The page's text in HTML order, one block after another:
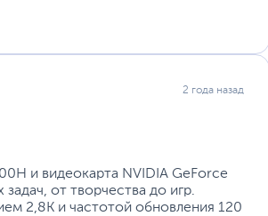
ASUS IceCool
с сертификацией Harman Kardon
x 1.9 см
2 года назад
и видеокарта NVIDIA GeForce
от творчества до игр.
2,8К и частотой обновления 120